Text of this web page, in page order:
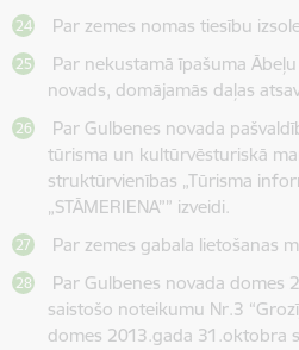
Par zemes nomas tiesību
Par nekustamā īpašuma
novads, domājamās daļas
Par Gulbenes novada
tūrisma un kultūrvēsturiskā
struktūrvienības „Tūrisma
„STĀMERIENA”” izveidi.
Par zemes gabala lietošanas
Par Gulbenes novada domes
saistošo noteikumu Nr.3
domes 2013.gada 31.oktobra